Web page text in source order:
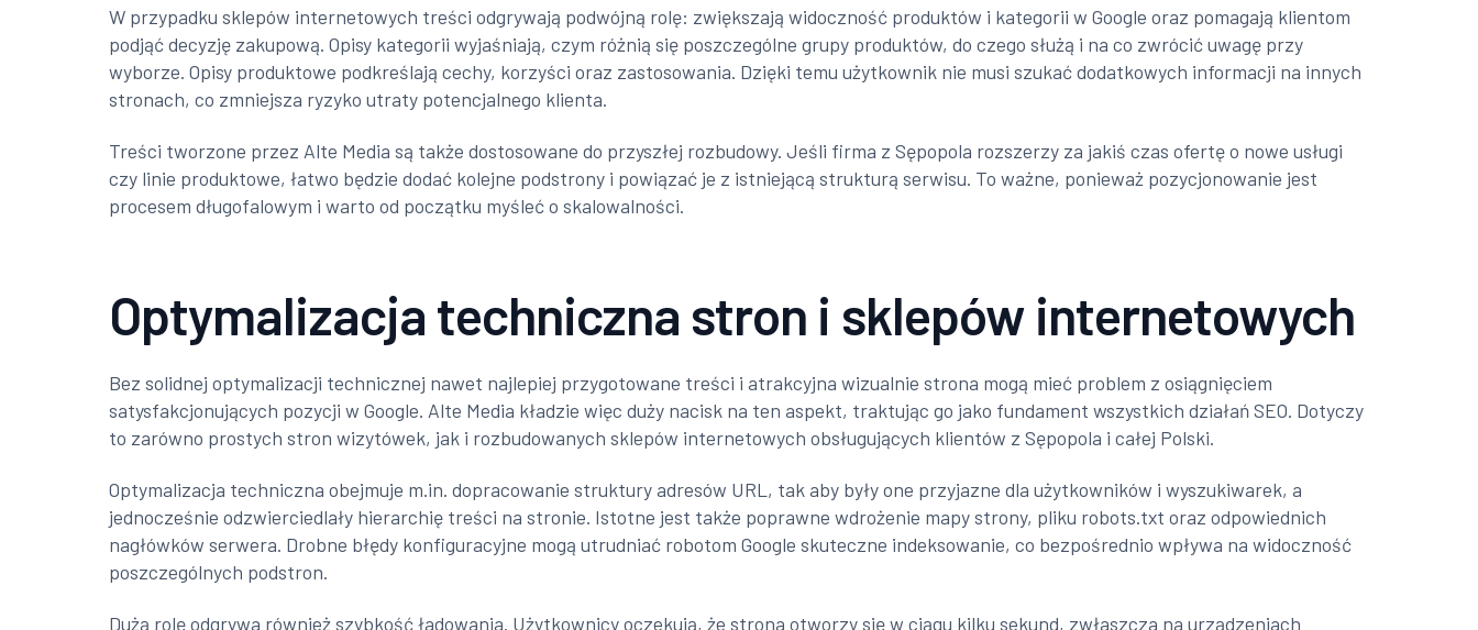
W przypadku sklepów internetowych treści odgrywają podwójną rolę: zwiększają widoczność produktów i kategorii w Google oraz pomagają klientom
podjąć decyzję zakupową. Opisy kategorii wyjaśniają, czym różnią się poszczególne grupy produktów, do czego służą i na co zwrócić uwagę przy
wyborze. Opisy produktowe podkreślają cechy, korzyści oraz zastosowania. Dzięki temu użytkownik nie musi szukać dodatkowych informacji na innych
stronach, co zmniejsza ryzyko utraty potencjalnego klienta.
Treści tworzone przez Alte Media są także dostosowane do przyszłej rozbudowy. Jeśli firma z Sępopola rozszerzy za jakiś czas ofertę o nowe usługi
czy linie produktowe, łatwo będzie dodać kolejne podstrony i powiązać je z istniejącą strukturą serwisu. To ważne, ponieważ pozycjonowanie jest
procesem długofalowym i warto od początku myśleć o skalowalności.
Optymalizacja techniczna stron i sklepów internetowych
Bez solidnej optymalizacji technicznej nawet najlepiej przygotowane treści i atrakcyjna wizualnie strona mogą mieć problem z osiągnięciem
satysfakcjonujących pozycji w Google. Alte Media kładzie więc duży nacisk na ten aspekt, traktując go jako fundament wszystkich działań SEO. Dotyczy
to zarówno prostych stron wizytówek, jak i rozbudowanych sklepów internetowych obsługujących klientów z Sępopola i całej Polski.
Optymalizacja techniczna obejmuje m.in. dopracowanie struktury adresów URL, tak aby były one przyjazne dla użytkowników i wyszukiwarek, a
jednocześnie odzwierciedlały hierarchię treści na stronie. Istotne jest także poprawne wdrożenie mapy strony, pliku robots.txt oraz odpowiednich
nagłówków serwera. Drobne błędy konfiguracyjne mogą utrudniać robotom Google skuteczne indeksowanie, co bezpośrednio wpływa na widoczność
poszczególnych podstron.
Dużą rolę odgrywa również szybkość ładowania. Użytkownicy oczekują, że strona otworzy się w ciągu kilku sekund, zwłaszcza na urządzeniach